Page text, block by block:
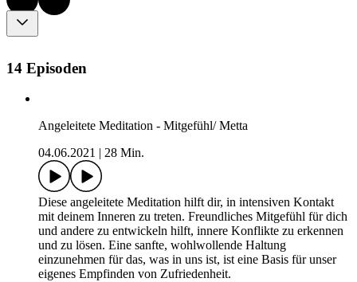
14 Episoden
Angeleitete Meditation - Mitgefühl/ Metta
04.06.2021
28 Min.
Diese angeleitete Meditation hilft dir, in intensiven Kontakt
mit deinem Inneren zu treten. Freundliches Mitgefühl für dich
und andere zu entwickeln hilft, innere Konflikte zu erkennen
und zu lösen. Eine sanfte, wohlwollende Haltung
einzunehmen für das, was in uns ist, ist eine Basis für unser
eigenes Empfinden von Zufriedenheit.